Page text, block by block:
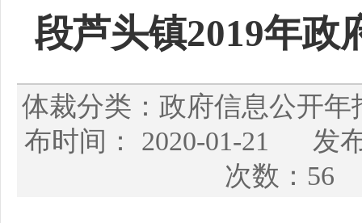
段芦头镇2019年政
体裁分类：政府信息公
布时间： 2020-01-21 发
次数：56